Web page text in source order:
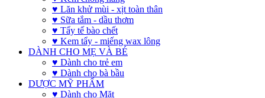
♥ Lăn khử mùi - xịt toàn thân
♥ Sữa tắm - dầu thơm
♥ Tẩy tế bào chết
♥ Kem tẩy - miếng wax lông
DÀNH CHO MẸ VÀ BÉ
♥ Dành cho trẻ em
♥ Dành cho bà bầu
DƯỢC MỸ PHẨM
♥ Dành cho Mặt